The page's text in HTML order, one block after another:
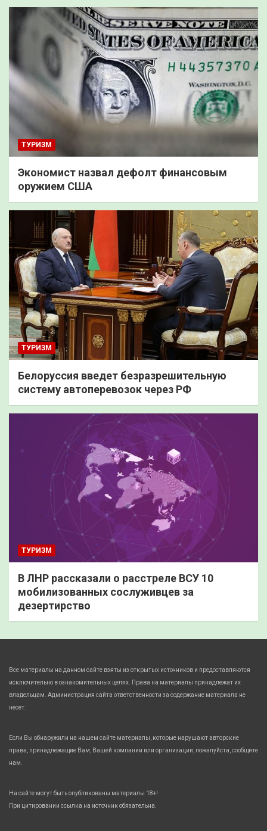
ТУРИЗМ
Экономист назвал дефолт финансовым
оружием США
ТУРИЗМ
Белоруссия введет безразрешительную
систему автоперевозок через РФ
ТУРИЗМ
В ЛНР рассказали о расстреле ВСУ 10
мобилизованных сослуживцев за
дезертирство
Все материалы на данном сайте взяты из открытых источников и предоставляются
исключительно в ознакомительных целях. Права на материалы принадлежат их
владельцам. Администрация сайта ответственности за содержание материала не
несет.
Если Вы обнаружили на нашем сайте материалы, которые нарушают авторские
права, принадлежащие Вам, Вашей компании или организации, пожалуйста, сообщите
нам.
На сайте могут быть опубликованы материалы 18+!
При цитировании ссылка на источник обязательна.